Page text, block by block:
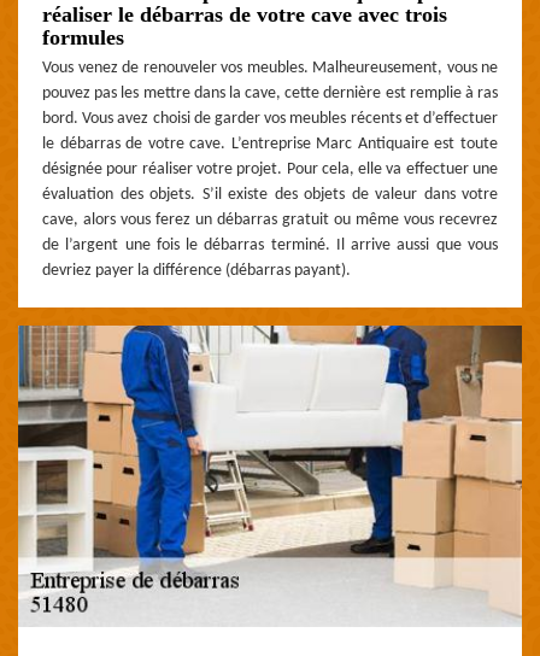
réaliser le débarras de votre cave avec trois
formules
Vous venez de renouveler vos meubles. Malheureusement, vous ne
pouvez pas les mettre dans la cave, cette dernière est remplie à ras
bord. Vous avez choisi de garder vos meubles récents et d’effectuer
le débarras de votre cave. L’entreprise Marc Antiquaire est toute
désignée pour réaliser votre projet. Pour cela, elle va effectuer une
évaluation des objets. S’il existe des objets de valeur dans votre
cave, alors vous ferez un débarras gratuit ou même vous recevrez
de l’argent une fois le débarras terminé. Il arrive aussi que vous
devriez payer la différence (débarras payant).